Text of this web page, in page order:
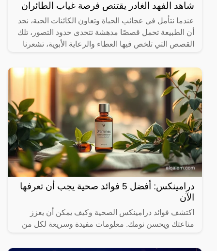
شاهد الفهد الغادر يقتنص فرصة غياب الطائران
عندما نتأمل في عجائب الحياة وتعاون الكائنات الحية، نجد
أن الطبيعة تحمل قصصًا مدهشة تتحدى حدود التصور، تلك
القصص التي تلخص فيها العطاء والرعاية الأبوية، تشعرنا
درامينكس: أفضل 5 فوائد صحية يجب أن تعرفها
الآن
اكتشف فوائد درامينكس الصحية وكيف يمكن أن يعزز
مناعتك ويحسن نومك. معلومات مفيدة وسريعة لكل من